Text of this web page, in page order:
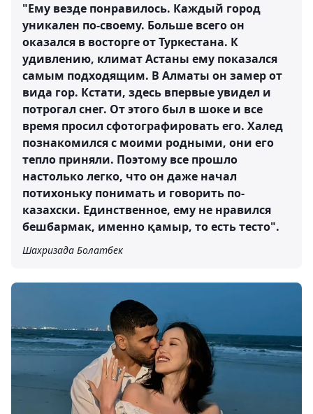
"Ему везде понравилось. Каждый город
уникален по-своему. Больше всего он
оказался в восторге от Туркестана. К
удивлению, климат Астаны ему показался
самым подходящим. В Алматы он замер от
вида гор. Кстати, здесь впервые увидел и
потрогал снег. От этого был в шоке и все
время просил сфотографировать его. Халед
познакомился с моими родными, они его
тепло приняли. Поэтому все прошло
настолько легко, что он даже начал
потихоньку понимать и говорить по-
казахски. Единственное, ему не нравился
бешбармак, именно қамыр, то есть тесто".
Шахризада Болатбек